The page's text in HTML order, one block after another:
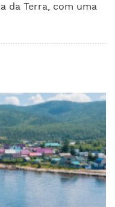
da Terra, com uma